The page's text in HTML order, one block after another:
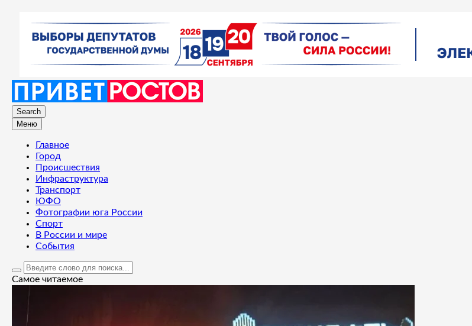
Search
Меню
Главное
Город
Происшествия
Инфраструктура
Транспорт
ЮФО
Фотографии юга России
Спорт
В России и мире
События
Самое читаемое